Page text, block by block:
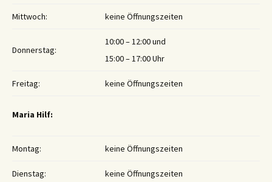
Mittwoch: keine Öffnungszeiten
Donnerstag:
10:00 – 12:00 und
15:00 – 17:00 Uhr
Freitag: keine Öffnungszeiten
Maria Hilf:
Montag: keine Öffnungszeiten
Dienstag: keine Öffnungszeiten